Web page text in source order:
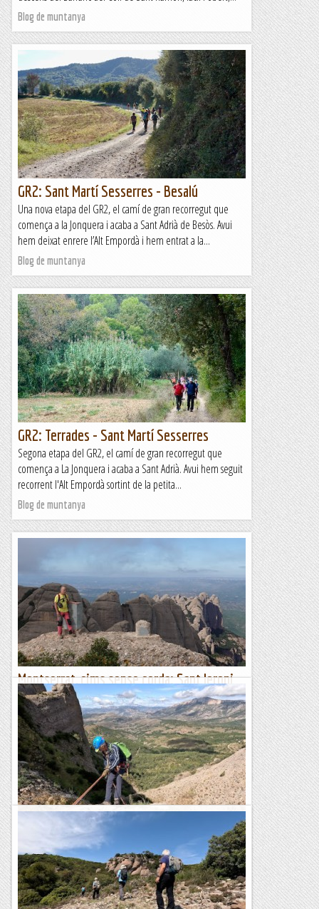
Blog de muntanya
GR2: Sant Martí Sesserres - Besalú
Una nova etapa del GR2, el camí de gran recorregut que
comença a la Jonquera i acaba a Sant Adrià de Besòs. Avui
hem deixat enrere l’Alt Empordà i hem entrat a la...
Blog de muntanya
GR2: Terrades - Sant Martí Sesserres
Segona etapa del GR2, el camí de gran recorregut que
comença a La Jonquera i acaba a Sant Adrià. Avui hem seguit
recorrent l'Alt Empordà sortint de la petita...
Blog de muntanya
Montserrat, cims sense corda: Sant Jeroni
(II)
Ja fa quatre anys que es va publicar el llibre Montserrat, cims
sense corda. En aquesta publicació es proposa un bon grapat
d'ascensions a roques i agulles de...
Blog de muntanya
Barranc de Sant Miquel
Avui hem tornat a visitar la petita comarca de la Terreta,
situada a la vall de la Noguera Ribagorçana, entre la serra de
Sant Gervàs i el Mont-rebei. Aquesta vegada...
Blog de muntanya